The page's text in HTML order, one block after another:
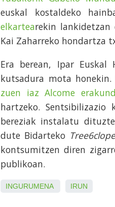
euskal kostaldeko
elkartearekin lankidetzan
Kai Zaharreko hondartza
Era berean, Ipar Euskal
kutsadura mota
zuen iaz Alcome
hartzeko.
bereziak instalatu
dute Bidarteko
kontsumitzen diren
publikoan.
INGURUMENA IRUN